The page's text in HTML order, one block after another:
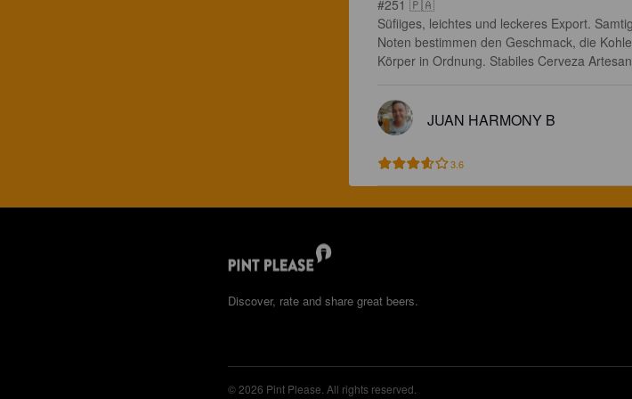
#251 🇵🇦
Süfiiges, leichtes und leckeres Export.
Noten bestimmen den Geschmack, die
Körper in Ordnung. Stabiles Cerveza
JUAN HARMONY B
3.6
Discover, rate and share great beers.
© 2026 Pint Please. All rights reserved.